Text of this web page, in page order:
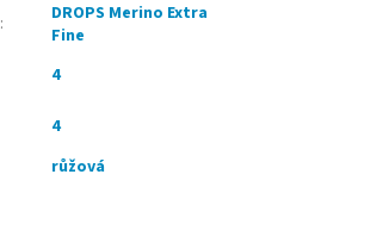
:
DROPS Merino Extra
Fine
4
4
růžová